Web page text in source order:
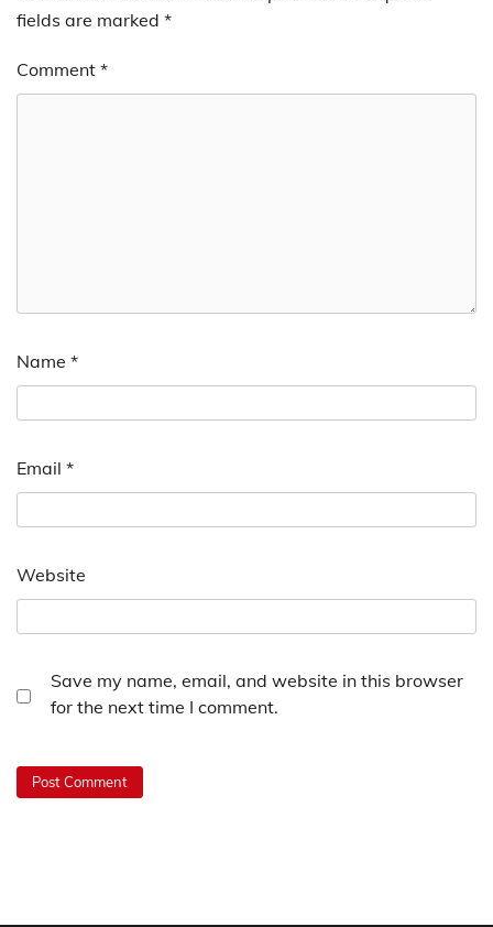
fields are marked *
Comment *
Name *
Email *
Website
Save my name, email, and website in this browser
for the next time I comment.